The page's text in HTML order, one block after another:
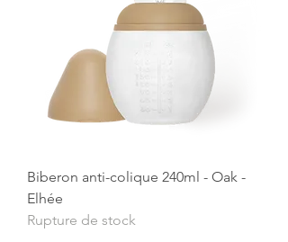
Biberon anti-colique 240ml - Oak -
Elhée
Rupture de stock